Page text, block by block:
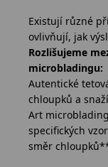
Existují různé
ovlivňují, jak
Rozlišujeme
microbladingu:
Autentické
chloupků a
Art
specifických
směr